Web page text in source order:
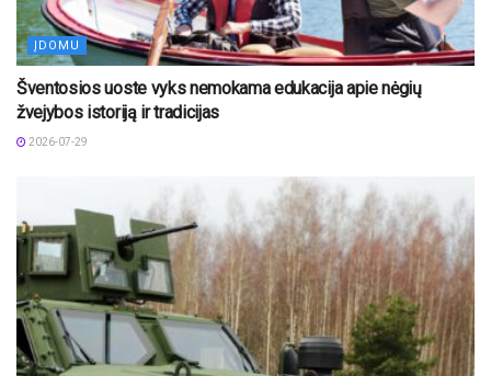
ĮDOMU
Šventosios uoste vyks nemokama edukacija apie nėgių
žvejybos istoriją ir tradicijas
2026-07-29